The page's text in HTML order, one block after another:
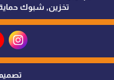
تخزين, شبوك